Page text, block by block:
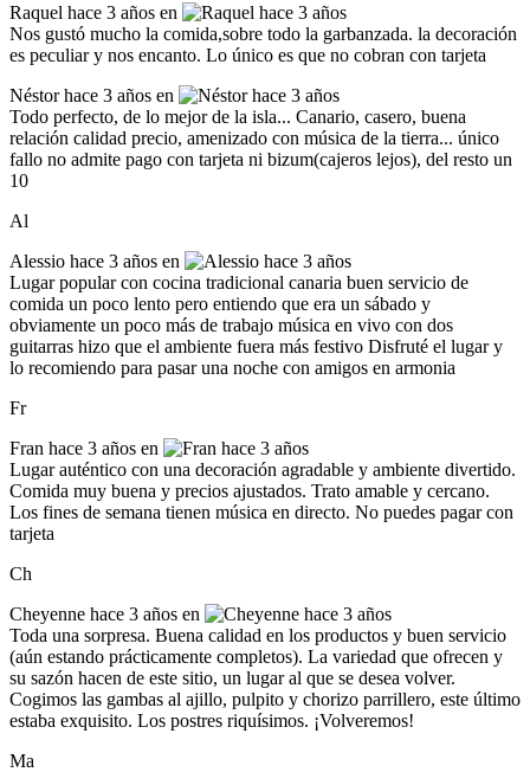
Raquel hace 3 años en
Nos gustó mucho la comida,sobre todo la garbanzada. la decoración
es peculiar y nos encanto. Lo único es que no cobran con tarjeta
Néstor hace 3 años en
Todo perfecto, de lo mejor de la isla... Canario, casero, buena
relación calidad precio, amenizado con música de la tierra... único
fallo no admite pago con tarjeta ni bizum(cajeros lejos), del resto un
10
Al
Alessio hace 3 años en
Lugar popular con cocina tradicional canaria buen servicio de
comida un poco lento pero entiendo que era un sábado y
obviamente un poco más de trabajo música en vivo con dos
guitarras hizo que el ambiente fuera más festivo Disfruté el lugar y
lo recomiendo para pasar una noche con amigos en armonia
Fr
Fran hace 3 años en
Lugar auténtico con una decoración agradable y ambiente divertido.
Comida muy buena y precios ajustados. Trato amable y cercano.
Los fines de semana tienen música en directo. No puedes pagar con
tarjeta
Ch
Cheyenne hace 3 años en
Toda una sorpresa. Buena calidad en los productos y buen servicio
(aún estando prácticamente completos). La variedad que ofrecen y
su sazón hacen de este sitio, un lugar al que se desea volver.
Cogimos las gambas al ajillo, pulpito y chorizo parrillero, este último
estaba exquisito. Los postres riquísimos. ¡Volveremos!
Ma